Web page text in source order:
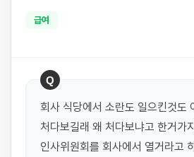
급여
Q
회사 식당에서 소란도 일으킨것도
처다보길래 왜 처다보냐고 한거가
인사위원회를 회사에서 열거라고